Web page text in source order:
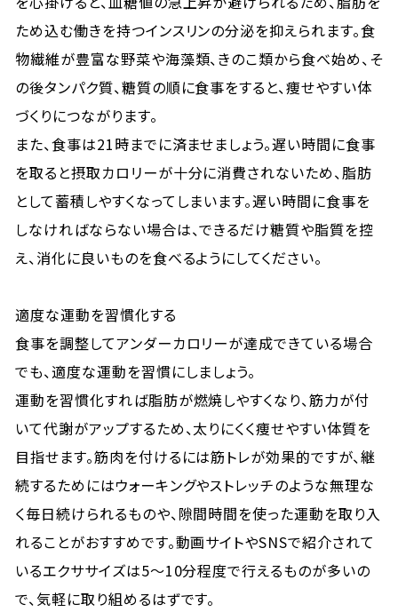
ため込む働きを持つインスリンの分泌を抑えられます。食
物繊維が豊富な野菜や海藻類、きのこ類から食べ始め、そ
の後タンパク質、糖質の順に食事をすると、痩せやすい体
づくりにつながります。
また、食事は21時までに済ませましょう。遅い時間に食事
を取ると摂取カロリーが十分に消費されないため、脂肪
として蓄積しやすくなってしまいます。遅い時間に食事を
しなければならない場合は、できるだけ糖質や脂質を控
え、消化に良いものを食べるようにしてください。
適度な運動を習慣化する
食事を調整してアンダーカロリーが達成できている場合
でも、適度な運動を習慣にしましょう。
運動を習慣化すれば脂肪が燃焼しやすくなり、筋力が付
いて代謝がアップするため、太りにくく痩せやすい体質を
目指せます。筋肉を付けるには筋トレが効果的ですが、継
続するためにはウォーキングやストレッチのような無理な
く毎日続けられるものや、隙間時間を使った運動を取り入
れることがおすすめです。動画サイトやSNSで紹介されて
いるエクササイズは5〜10分程度で行えるものが多いの
で、気軽に取り組めるはずです。